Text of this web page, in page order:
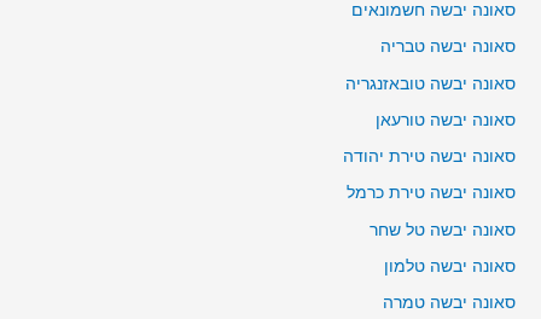
סאונה יבשה חשמונאים
סאונה יבשה טבריה
סאונה יבשה טובאזנגריה
סאונה יבשה טורעאן
סאונה יבשה טירת יהודה
סאונה יבשה טירת כרמל
סאונה יבשה טל שחר
סאונה יבשה טלמון
סאונה יבשה טמרה